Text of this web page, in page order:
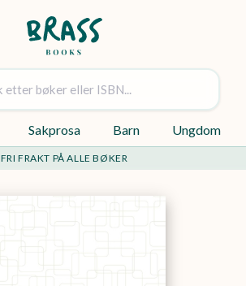
Sakprosa Barn Ungdom
FRI FRAKT PÅ ALLE BØKER